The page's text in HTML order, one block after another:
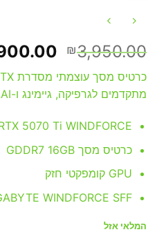
₪3,950.00
המחיר
המקורי
היה:
מתקדמים לגרפיקה, גיימינג ו-AI.
5070 Ti WINDFORCE
כרטיס מסך GDDR7 16GB
GPU קומפקטי חזק
WINDFORCE SFF
המלאי אזל